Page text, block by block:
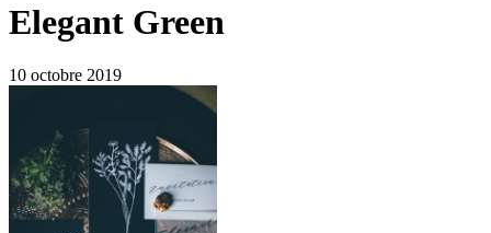
Elegant Green
10 octobre 2019